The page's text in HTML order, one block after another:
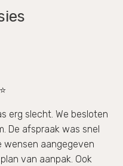
erg slecht. We besloten
De afspraak was snel
wensen aangegeven
van aanpak. Ook